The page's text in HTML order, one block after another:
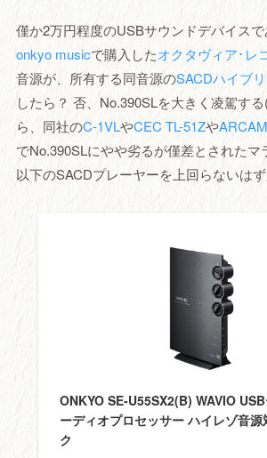
僅か2万円程度のUSBサウンドデバイス
onkyo musicで購入したオクタヴィア･レ
音源が、所有する同音源のSACDハイブ
したら？ 否、No.390SLを大きく凌駕す
ら、同社のC-1VLやCEC TL-51Zや
でNo.390SLにやや劣るが僅差とされたマ
以下のSACDプレーヤーを上回らないは
ONKYO SE-U55SX2(B) WAVIO
ーディオプロセッサー ハイレゾ音源
ク